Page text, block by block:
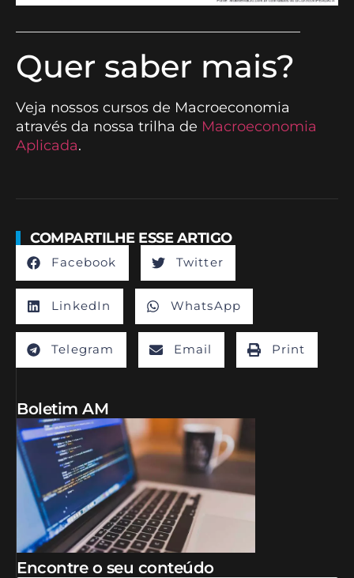
Quer saber mais?
Veja nossos cursos de Macroeconomia
através da nossa trilha de Macroeconomia
Aplicada.
COMPARTILHE ESSE ARTIGO
Facebook Twitter
LinkedIn WhatsApp
Telegram Email Print
Boletim AM
Encontre o seu conteúdo